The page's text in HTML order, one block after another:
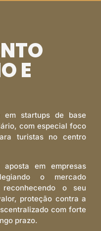
E
em startups de base
com especial foco
turistas no centro
em empresas
o mercado
o seu
proteção contra a
com forte
prazo.